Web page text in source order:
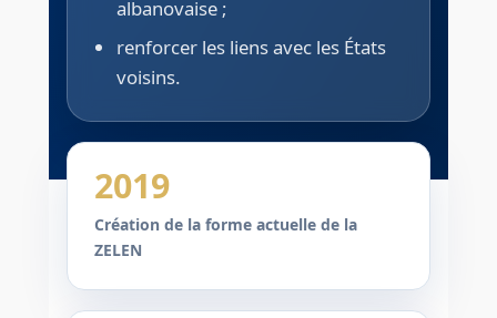
albanovaise ;
renforcer les liens avec les États
voisins.
2019
Création de la forme actuelle de la
ZELEN